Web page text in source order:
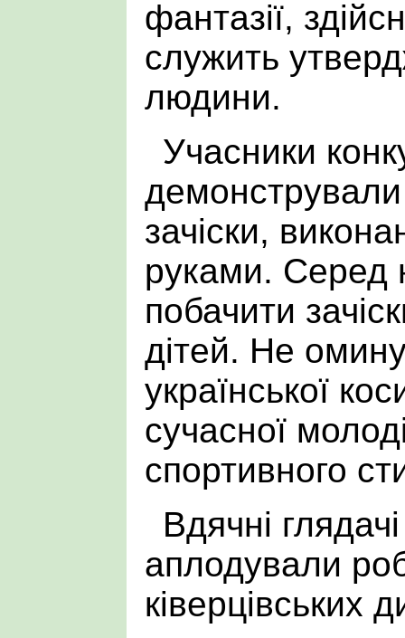
фантазії,
служить
людини.
Учасники
зачіски,
руками. Серед
побачити
дітей. Не
української
сучасної
спортивного
Вдячні
аплодували
ківерцівських